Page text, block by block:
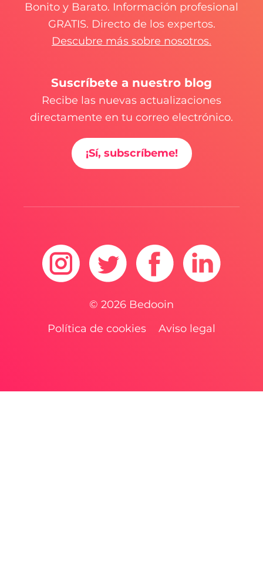
Bonito y Barato. Información profesional
GRATIS. Directo de los expertos.
Descubre más sobre nosotros.
Suscríbete a nuestro blog
Recibe las nuevas actualizaciones
directamente en tu correo electrónico.
¡Sí, subscríbeme!
© 2026 Bedooin
Política de cookies
Aviso legal